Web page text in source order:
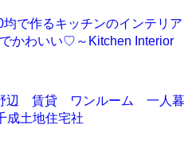
均で作るキッチンのインテリア
かわいい♡～Kitchen Interior
辺 賃貸 ワンルーム 一人暮
土地住宅社